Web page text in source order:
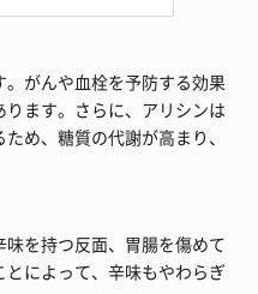
がんや血栓を予防する効果
ます。さらに、アリシンは
め、糖質の代謝が高まり、
を持つ反面、胃腸を傷めて
によって、辛味もやわらぎ